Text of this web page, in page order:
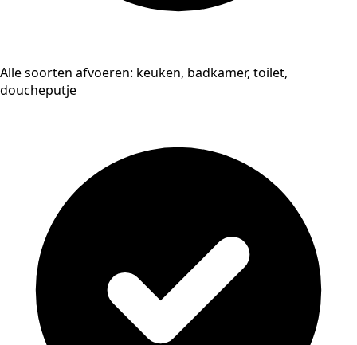
Alle soorten afvoeren: keuken, badkamer, toilet,
doucheputje